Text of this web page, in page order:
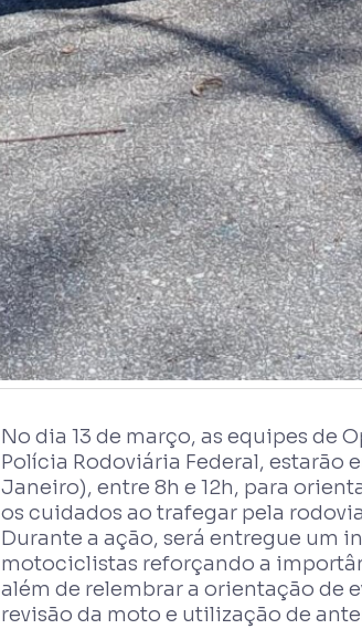
No dia 13 de março, as equipes de
Polícia Rodoviária Federal, estarão
Janeiro), entre 8h e 12h, para
os cuidados ao trafegar pela
Durante a ação, será entregue um
motociclistas reforçando a
além de relembrar a orientação de
revisão da moto e utilização de